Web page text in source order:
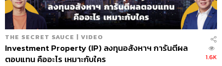
THE SECRET SAUCE | VIDEO
Investment Property (IP) ลงทุนอสังหาฯ การันตีผล
ตอบแทน คืออะไร เหมาะกับใคร
1.6K